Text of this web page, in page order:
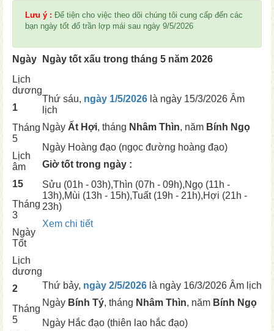
Lưu ý : Để tiện cho việc theo dõi chúng tôi cung cấp đến các
bạn ngày tốt đổ trần lợp mái sau ngày 9/5/2026
Ngày
Ngày tốt xấu trong tháng 5 năm 2026
Lịch
dương
1
Tháng
5
Lịch
âm
15
Tháng
3
Ngày
Tốt
Thứ sáu, ngày 1/5/2026 là ngày 15/3/2026 Âm
lịch
Ngày Ất Hợi, tháng Nhâm Thìn, năm Bính Ngọ
Ngày Hoàng đạo (ngọc đường hoàng đạo)
Giờ tốt trong ngày :
Sửu (01h - 03h),Thìn (07h - 09h),Ngọ (11h -
13h),Mùi (13h - 15h),Tuất(19h - 21h),Hợi (21h -
23h)
Xem chi tiết
Lịch
dương
2
Tháng
5
Thứ bảy, ngày 2/5/2026 là ngày 16/3/2026 Âm lịch
Ngày Bính Tý, tháng Nhâm Thìn, năm Bính Ngọ
Ngày Hắc đạo (thiên lao hắc đạo)